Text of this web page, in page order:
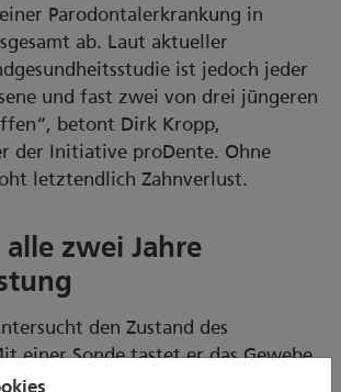
Parodontalerkrankung in
ab. Laut aktueller
ist jedoch jeder
und fast zwei von drei jüngeren
betont Dirk Kropp,
der Initiative proDente. Ohne
letztendlich Zahnverlust.
zwei Jahre
den Zustand des
einer Sonde tastet er das Gewebe
und Zahnfleisch ab. Er misst die